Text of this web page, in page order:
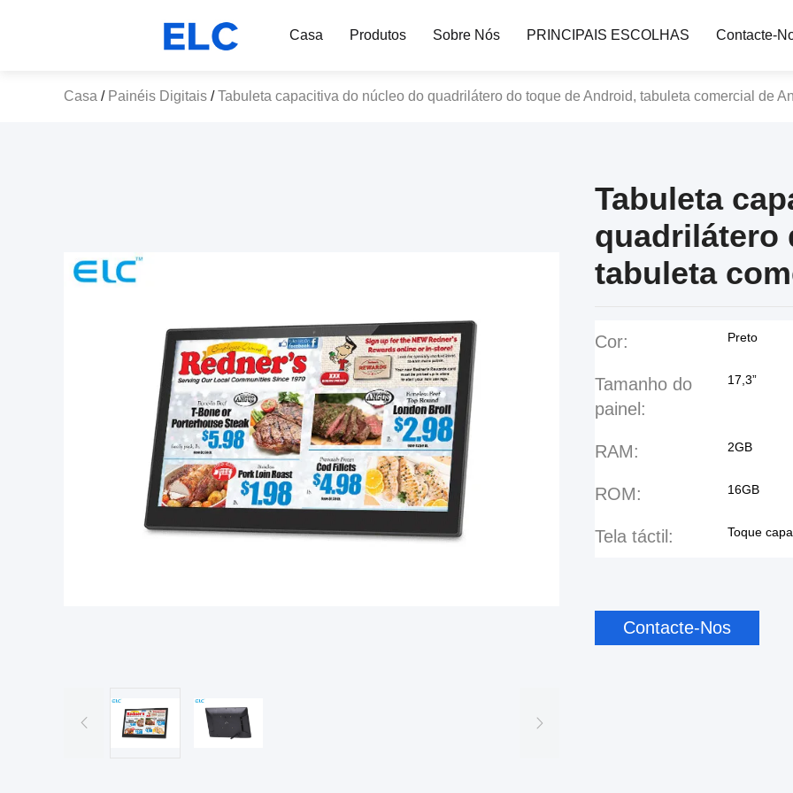
Casa Produtos Sobre Nós PRINCIPAIS ESCOLHAS Contacte-
Casa / Painéis Digitais / Tabuleta capacitiva do núcleo do quadrilátero do toque de Android, tabuleta comercial de
Tabuleta
quadrilátero
tabuleta
Cor: Preto
Tamanho do
painel:
17,3”
RAM: 2GB
ROM: 16GB
Tela táctil: Toque
Contacte-Nos